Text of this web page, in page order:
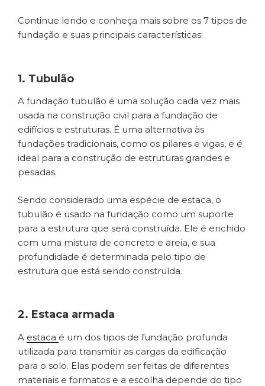
Continue lendo e conheça mais sobre os 7 tipos de
fundação e suas principais características:
1. Tubulão
A fundação tubulão é uma solução cada vez mais
usada na construção civil para a fundação de
edifícios e estruturas. É uma alternativa às
fundações tradicionais, como os pilares e vigas, e é
ideal para a construção de estruturas grandes e
pesadas.
Sendo considerado uma espécie de estaca, o
tubulão é usado na fundação como um suporte
para a estrutura que será construída. Ele é enchido
com uma mistura de concreto e areia, e sua
profundidade é determinada pelo tipo de
estrutura que está sendo construída.
2. Estaca armada
A estaca é um dos tipos de fundação profunda
utilizada para transmitir as cargas da edificação
para o solo. Elas podem ser feitas de diferentes
materiais e formatos e a escolha depende do tipo